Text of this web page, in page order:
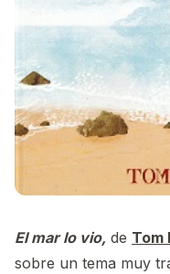
El mar lo vio, de Tom
sobre un tema muy